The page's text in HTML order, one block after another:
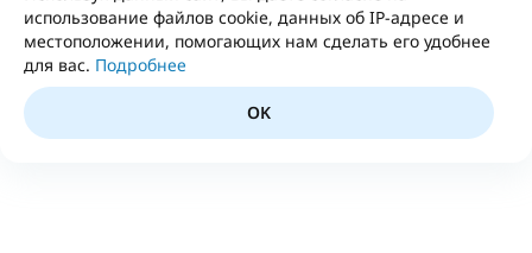
использование файлов cookie, данных об IP-адресе и
местоположении, помогающих нам сделать его удобнее
для вас. Подробнее
OK